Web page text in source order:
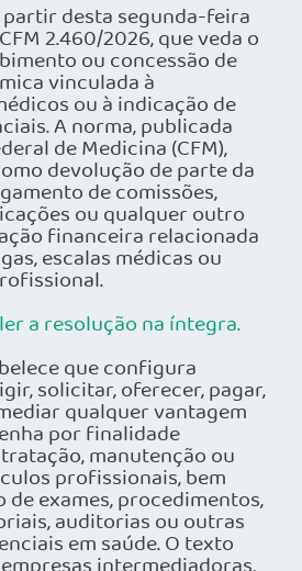
partir desta segunda-feira
2.460/2026, que veda o
ou concessão de
vinculada à
ou à indicação de
A norma, publicada
de Medicina (CFM),
devolução de parte da
de comissões,
ou qualquer outro
financeira relacionada
escalas médicas ou
a resolução na íntegra.
que configura
solicitar, oferecer, pagar,
qualquer vantagem
por finalidade
manutenção ou
profissionais, bem
de exames, procedimentos,
auditorias ou outras
em saúde. O texto